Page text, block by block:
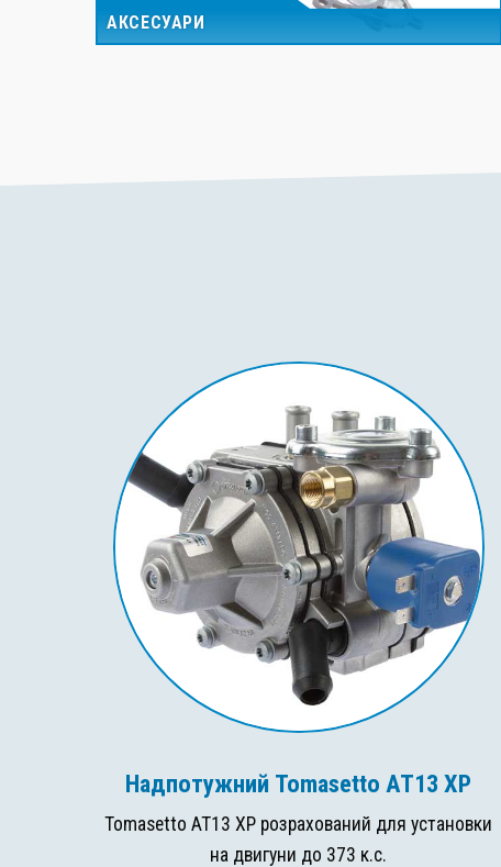
АКСЕСУАРИ
Надпотужний Tomasetto AT13 XP
Tomasetto AT13 XP розрахований для установки
на двигуни до 373 к.с.